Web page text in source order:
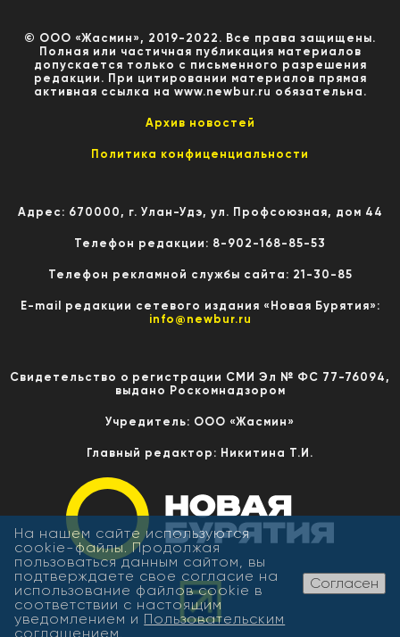
© ООО «Жасмин», 2019-2022. Все права защищены.
Полная или частичная публикация материалов
допускается только с письменного разрешения
редакции. При цитировании материалов прямая
активная ссылка на www.newbur.ru обязательна.
Архив новостей
Политика конфиценциальности
Адрес: 670000, г. Улан-Удэ, ул. Профсоюзная, дом 44
Телефон редакции: 8-902-168-85-53
Телефон рекламной службы сайта: 21-30-85
E-mail редакции сетевого издания «Новая Бурятия»:
info@newbur.ru
Свидетельство о регистрации СМИ Эл № ФС 77-76094,
выдано Роскомнадзором
Учредитель: ООО «Жасмин»
Главный редактор: Никитина Т.И.
На нашем сайте используются
cookie-файлы. Продолжая
пользоваться данным сайтом, вы
подтверждаете свое согласие на
использование файлов cookie в
соответствии с настоящим
уведомлением и Пользовательским
соглашением
Согласен